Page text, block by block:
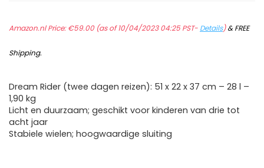
Amazon.nl Price:€59.00(as of 10/04/2023 04:25 PST- Details)&FREE
Shipping.
Dream Rider (twee dagen reizen): 51 x 22 x 37 cm – 28 l –
1,90 kg
Licht en duurzaam; geschikt voor kinderen van drie tot
acht jaar
Stabiele wielen; hoogwaardige sluiting